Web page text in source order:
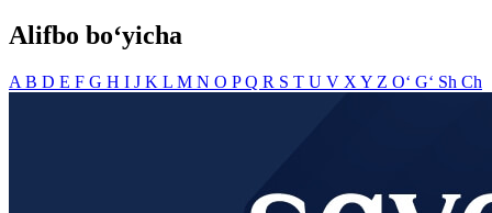
Alifbo bo‘yicha
A B D E F G H I J K L M N O PQ R S T U V X Y Z O‘ G‘ Sh Ch